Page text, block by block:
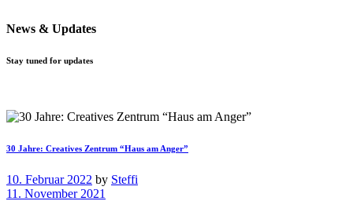
News & Updates
Stay tuned for updates
30 Jahre: Creatives Zentrum “Haus am Anger”
10. Februar 2022 by Steffi
11. November 2021